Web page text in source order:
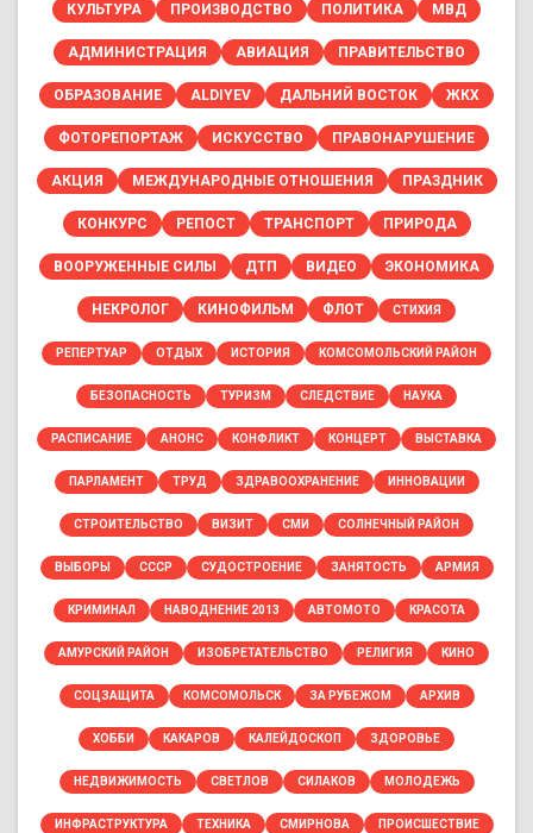
КУЛЬТУРА ПРОИЗВОДСТВО ПОЛИТИКА МВД
АДМИНИСТРАЦИЯ АВИАЦИЯ ПРАВИТЕЛЬСТВО
ОБРАЗОВАНИЕ ALDIYEV ДАЛЬНИЙ ВОСТОК ЖКХ
ФОТОРЕПОРТАЖ ИСКУССТВО ПРАВОНАРУШЕНИЕ
АКЦИЯ МЕЖДУНАРОДНЫЕ ОТНОШЕНИЯ ПРАЗДНИК
КОНКУРС РЕПОСТ ТРАНСПОРТ ПРИРОДА
ВООРУЖЕННЫЕ СИЛЫ ДТП ВИДЕО ЭКОНОМИКА
НЕКРОЛОГ КИНОФИЛЬМ ФЛОТ СТИХИЯ
РЕПЕРТУАР ОТДЫХ ИСТОРИЯ КОМСОМОЛЬСКИЙ РАЙОН
БЕЗОПАСНОСТЬ ТУРИЗМ СЛЕДСТВИЕ НАУКА
РАСПИСАНИЕ АНОНС КОНФЛИКТ КОНЦЕРТ ВЫСТАВКА
ПАРЛАМЕНТ ТРУД ЗДРАВООХРАНЕНИЕ ИННОВАЦИИ
СТРОИТЕЛЬСТВО ВИЗИТ СМИ СОЛНЕЧНЫЙ РАЙОН
ВЫБОРЫ СССР СУДОСТРОЕНИЕ ЗАНЯТОСТЬ АРМИЯ
КРИМИНАЛ НАВОДНЕНИЕ 2013 АВТОМОТО КРАСОТА
АМУРСКИЙ РАЙОН ИЗОБРЕТАТЕЛЬСТВО РЕЛИГИЯ КИНО
СОЦЗАЩИТА КОМСОМОЛЬСК ЗА РУБЕЖОМ АРХИВ
ХОББИ КАКАРОВ КАЛЕЙДОСКОП ЗДОРОВЬЕ
НЕДВИЖИМОСТЬ СВЕТЛОВ СИЛАКОВ МОЛОДЕЖЬ
ИНФРАСТРУКТУРА ТЕХНИКА СМИРНОВА ПРОИСШЕСТВИЕ